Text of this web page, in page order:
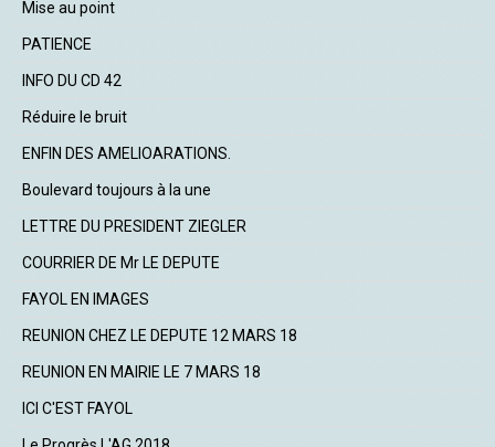
Mise au point
PATIENCE
INFO DU CD 42
Réduire le bruit
ENFIN DES AMELIOARATIONS.
Boulevard toujours à la une
LETTRE DU PRESIDENT ZIEGLER
COURRIER DE Mr LE DEPUTE
FAYOL EN IMAGES
REUNION CHEZ LE DEPUTE 12 MARS 18
REUNION EN MAIRIE LE 7 MARS 18
ICI C'EST FAYOL